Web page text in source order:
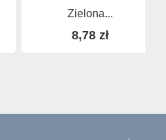
Zielona...
8,78 zł